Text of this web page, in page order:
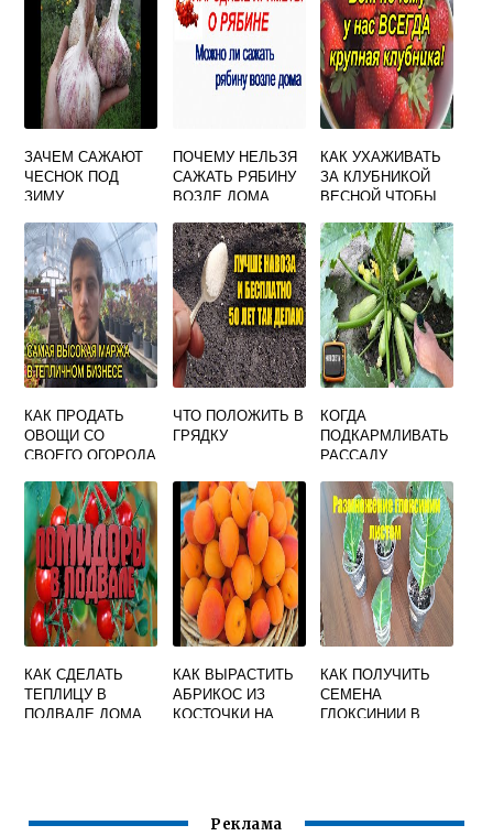
ЗАЧЕМ САЖАЮТ
ЧЕСНОК ПОД
ЗИМУ
ПОЧЕМУ НЕЛЬЗЯ
САЖАТЬ РЯБИНУ
ВОЗЛЕ ДОМА
КАК УХАЖИВАТЬ
ЗА КЛУБНИКОЙ
ВЕСНОЙ ЧТОБЫ
УРОЖАЙ
КАК ПРОДАТЬ
ОВОЩИ СО
СВОЕГО ОГОРОДА
ЧТО ПОЛОЖИТЬ В
ГРЯДКУ
КОГДА
ПОДКАРМЛИВАТЬ
РАССАДУ
ВСХОДОВ
КАК СДЕЛАТЬ
ТЕПЛИЦУ В
ПОДВАЛЕ ДОМА
КАК ВЫРАСТИТЬ
АБРИКОС ИЗ
КОСТОЧКИ НА
КАК ПОЛУЧИТЬ
СЕМЕНА
ГЛОКСИНИИ В
Реклама